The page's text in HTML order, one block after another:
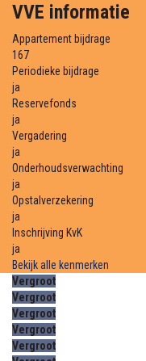
VVE informatie
Appartement bijdrage
167
Periodieke bijdrage
ja
Reservefonds
ja
Vergadering
ja
Onderhoudsverwachting
ja
Opstalverzekering
ja
Inschrijving KvK
ja
Bekijk alle kenmerken
Vergroot
Vergroot
Vergroot
Vergroot
Vergroot